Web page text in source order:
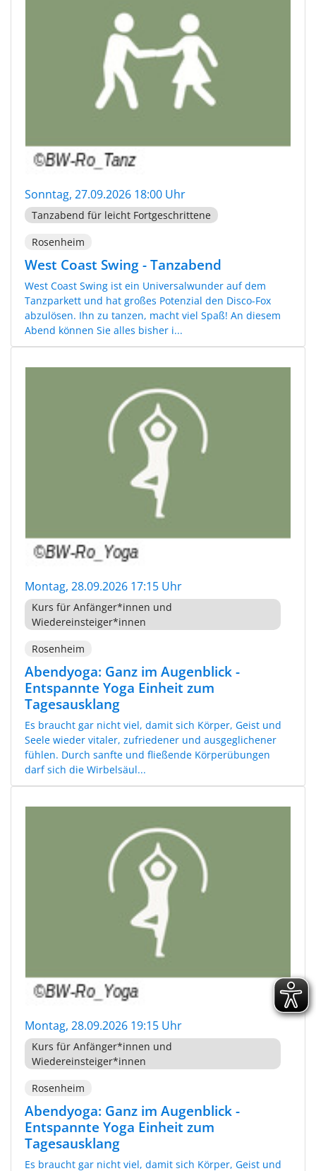
Sonntag, 27.09.2026 18:00 Uhr
Tanzabend für leicht Fortgeschrittene
Rosenheim
West Coast Swing - Tanzabend
West Coast Swing ist ein Universalwunder auf dem
Tanzparkett und hat großes Potenzial den Disco-Fox
abzulösen. Ihn zu tanzen, macht viel Spaß! An diesem
Abend können Sie alles bisher i...
Montag, 28.09.2026 17:15 Uhr
Kurs für Anfänger*innen und
Wiedereinsteiger*innen
Rosenheim
Abendyoga: Ganz im Augenblick -
Entspannte Yoga Einheit zum
Tagesausklang
Es braucht gar nicht viel, damit sich Körper, Geist und
Seele wieder vitaler, zufriedener und ausgeglichener
fühlen. Durch sanfte und fließende Körperübungen
darf sich die Wirbelsäul...
Montag, 28.09.2026 19:15 Uhr
Kurs für Anfänger*innen und
Wiedereinsteiger*innen
Rosenheim
Abendyoga: Ganz im Augenblick -
Entspannte Yoga Einheit zum
Tagesausklang
Es braucht gar nicht viel, damit sich Körper, Geist und